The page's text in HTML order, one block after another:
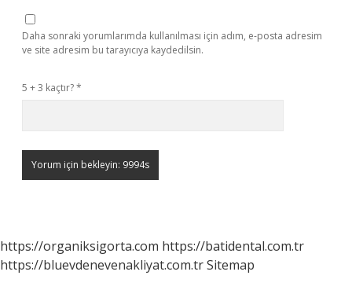
Daha sonraki yorumlarımda kullanılması için adım, e-posta adresim
ve site adresim bu tarayıcıya kaydedilsin.
5 + 3 kaçtır?*
https://organiksigorta.com https://batidental.com.tr
https://bluevdenevenakliyat.com.trSitemap